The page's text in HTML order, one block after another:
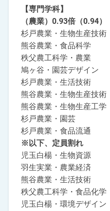
【専門学科】
（農業）0.93倍（0.94）
杉戸農業・生物生産技術
熊谷農業・食品科学
秩父農工科学・農業
鳩ヶ谷・園芸デザイン
杉戸農業・生活技術
熊谷農業・生物生産技術
熊谷農業・生物生産工学
杉戸農業・園芸
杉戸農業・食品流通
※以下、定員割れ
児玉白楊・生物資源
羽生実業・農業経済
熊谷農業・生活技術
秩父農工科学・食品化学
児玉白楊・環境デザイ